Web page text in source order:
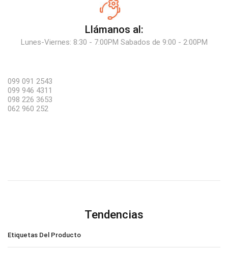
Llámanos al:
Lunes-Viernes: 8:30 - 7:00PM Sabados de 9:00 - 2:00PM
099 091 2543
099 946 4311
098 226 3653
062 960 252
Tendencias
Etiquetas Del Producto